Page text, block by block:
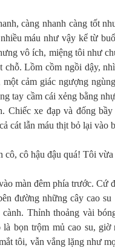
càng nhanh càng tốt
máu như vậy kể từ
vô ích, miệng tôi như
chỗ. Lồm cồm ngồi dậy,
cảm giác ngượng
tay cầm cái xẻng bằng
Chiếc xe đạp và đống
cát lẫn máu thịt bỏ lại vào
cô, cô hậu đậu quá! Tôi
màn đêm phía trước. Cứ
đường những cây cao
Thỉnh thoảng vài
bọn trộm mủ cao su,
tôi, vẫn vắng lặng như